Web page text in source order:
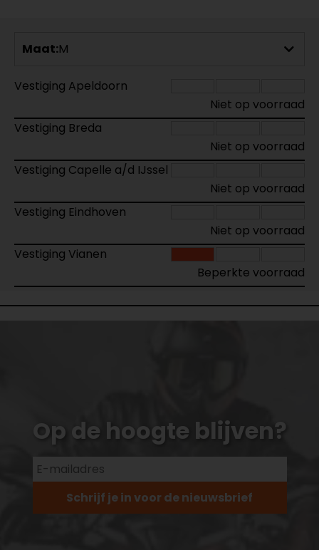
Maat:M
Vestiging Apeldoorn
Niet op voorraad
Vestiging Breda
Niet op voorraad
Vestiging Capelle a/d IJssel
Niet op voorraad
Vestiging Eindhoven
Niet op voorraad
Vestiging Vianen
Beperkte voorraad
Op de hoogte blijven?
Schrijf je in voor de nieuwsbrief